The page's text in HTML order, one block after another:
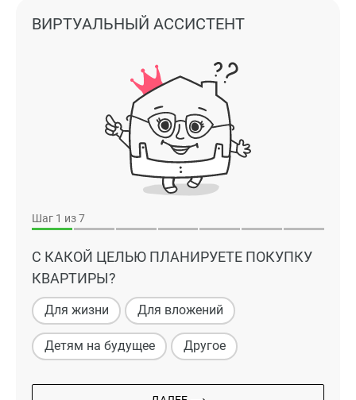
Шаг 1 из 7
С КАКОЙ ЦЕЛЬЮ ПЛАНИРУЕТЕ ПОКУПКУ
КВАРТИРЫ?
Для жизни Для вложений
Детям на будущее Другое
ВИРТУАЛЬНЫЙ АССИСТЕНТ